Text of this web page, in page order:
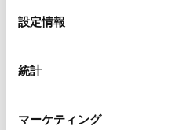
Google Analytics利用規約（
Marketo
LinkedIn プライバシーポリシ
設定情報
統計
マーケティング
Ⅲ. 「会議体」としての株
1. 事前の議決権の行使が
2. 書面決議制度
Ⅳ. 株主提案権に関する規律